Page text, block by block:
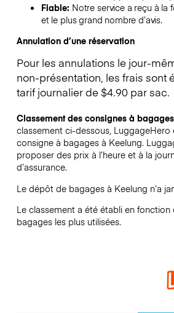
Fiable: Notre service a reçu à la
et le plus grand nombre d’avis.
Annulation d’une réservation
Pour les annulations le jour-
non-présentation, les frais sont
tarif journalier de $4.90 par sac.
Classement des consignes à bagages
classement ci-dessous, LuggageHero
consigne à bagages à Keelung.
proposer des prix à l’heure et à la
d’assurance.
Le dépôt de bagages à Keelung n’a
Le classement a été établi en fonction
bagages les plus utilisées.